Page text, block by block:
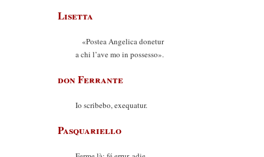
Lisetta
«Postea Angelica donetur
a chi l’ave mo in possesso».
don Ferrante
Io scribebo, exequatur.
Pasquariello